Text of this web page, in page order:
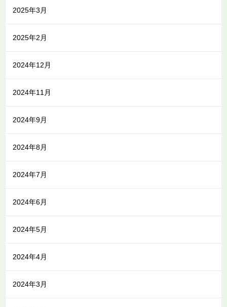
2025年3月
2025年2月
2024年12月
2024年11月
2024年9月
2024年8月
2024年7月
2024年6月
2024年5月
2024年4月
2024年3月